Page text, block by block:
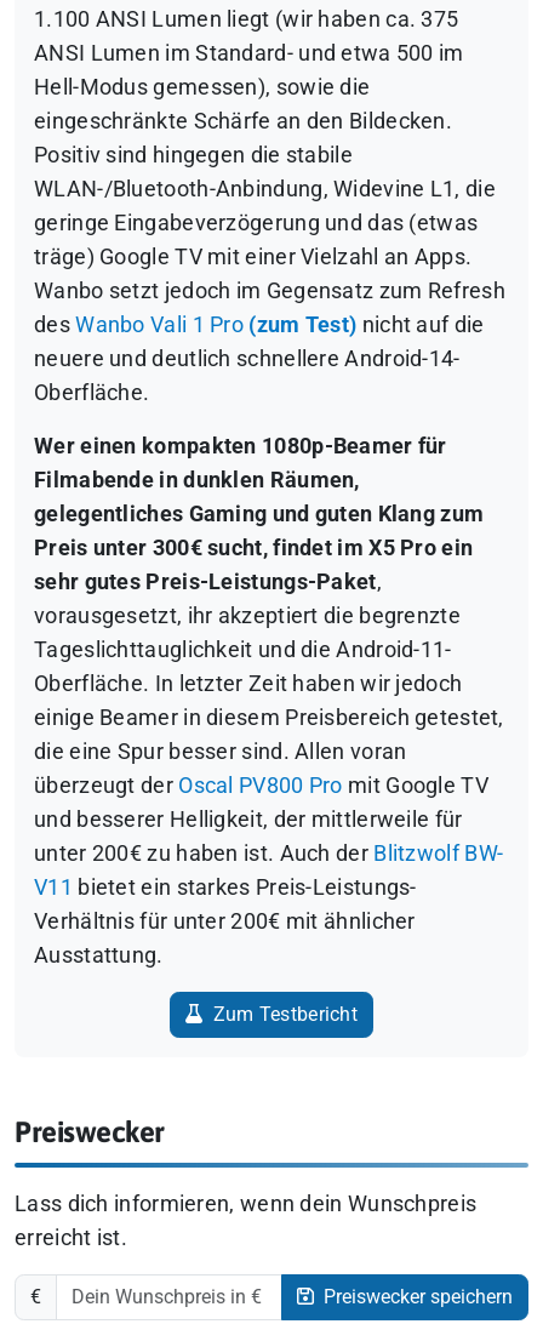
1.100 ANSI Lumen liegt (wir haben ca. 375
ANSI Lumen im Standard- und etwa 500 im
Hell-Modus gemessen), sowie die
eingeschränkte Schärfe an den Bildecken.
Positiv sind hingegen die stabile
WLAN-/Bluetooth-Anbindung, Widevine L1, die
geringe Eingabeverzögerung und das (etwas
träge) Google TV mit einer Vielzahl an Apps.
Wanbo setzt jedoch im Gegensatz zum Refresh
desWanbo Vali 1 Pro (zum Test) nicht auf die
neuere und deutlich schnellere Android-14-
Oberfläche.
Wer einen kompakten 1080p-Beamer für
Filmabende in dunklen Räumen,
gelegentliches Gaming und guten Klang zum
Preis unter 300€ sucht, findet im X5 Pro ein
sehr gutes Preis-Leistungs-Paket,
vorausgesetzt, ihr akzeptiert die begrenzte
Tageslichttauglichkeit und die Android-11-
Oberfläche. In letzter Zeit haben wir jedoch
einige Beamer in diesem Preisbereich getestet,
die eine Spur besser sind. Allen voran
überzeugt der Oscal PV800 Pro mit Google TV
und besserer Helligkeit, der mittlerweile für
unter 200€ zu haben ist. Auch der Blitzwolf BW-
V11 bietet ein starkes Preis-Leistungs-
Verhältnis für unter 200€ mit ähnlicher
Ausstattung.
Zum Testbericht
Preiswecker
Lass dich informieren, wenn dein Wunschpreis
erreicht ist.
€ Preiswecker speichern